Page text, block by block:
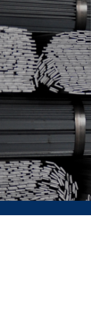
Przewiń
do
zawartości